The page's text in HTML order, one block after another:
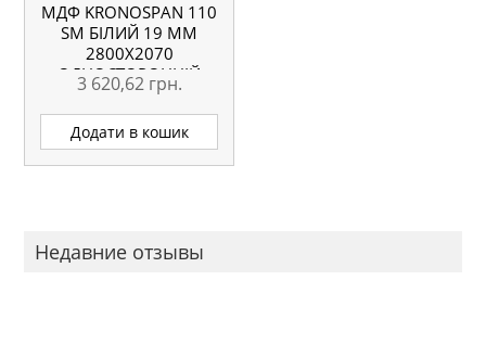
МДФ KRONOSPAN 110
SM БІЛИЙ 19 ММ
2800Х2070
ОДНОСТОРОННІЙ
3 620,62 грн.
Додати в кошик
Недавние отзывы